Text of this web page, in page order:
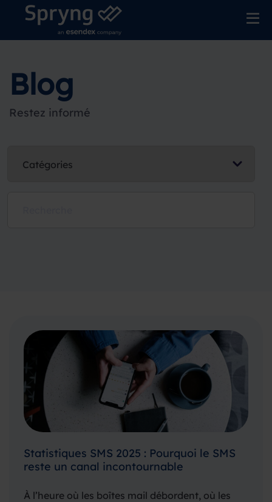
Blog
Restez informé
Statistiques SMS 2025 : Pourquoi le SMS
reste un canal incontournable
À l’heure où les boîtes mail débordent, où les